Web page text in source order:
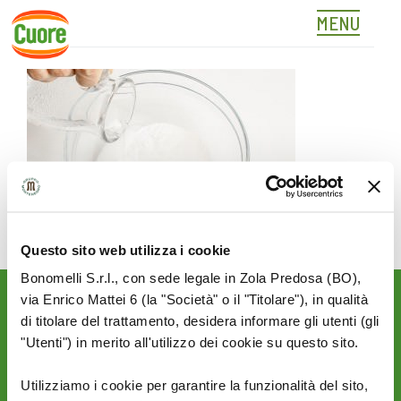
Questo sito web utilizza i cookie
Bonomelli S.r.l., con sede legale in Zola Predosa (BO),
via Enrico Mattei 6 (la "Società" o il "Titolare"), in qualità
di titolare del trattamento, desidera informare gli utenti (gli
"Utenti") in merito all'utilizzo dei cookie su questo sito.
Utilizziamo i cookie per garantire la funzionalità del sito,
Skip
content
MENU
01
Rimani aggiornato sulle
novità del mondo Cuore: